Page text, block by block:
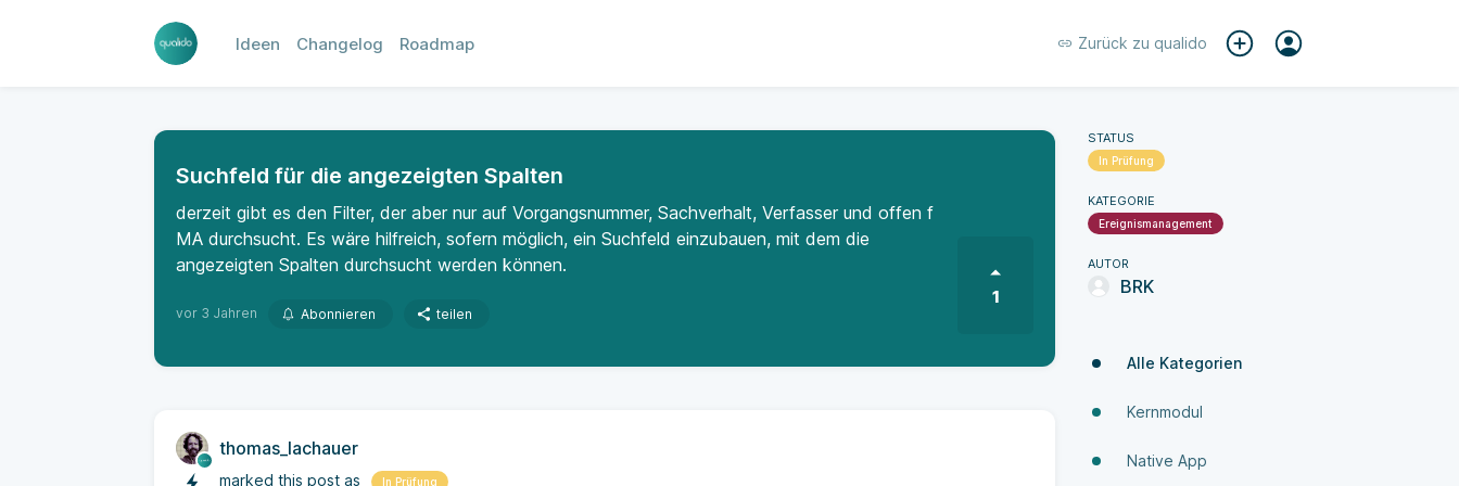
Ideen Changelog Roadmap Zurück zu qualido
Suchfeld für die angezeigten Spalten
derzeit gibt es den Filter, der aber nur auf Vorgangsnummer, Sachverhalt, Verfasser und offen f
MA durchsucht. Es wäre hilfreich, sofern möglich, ein Suchfeld einzubauen, mit dem die
angezeigten Spalten durchsucht werden können.
vor 3 Jahren Abonnieren teilen
1
thomas_lachauer
marked this post as In Prüfung
STATUS
In Prüfung
KATEGORIE
Ereignismanagement
AUTOR
BRK
Alle Kategorien
Kernmodul
Native App